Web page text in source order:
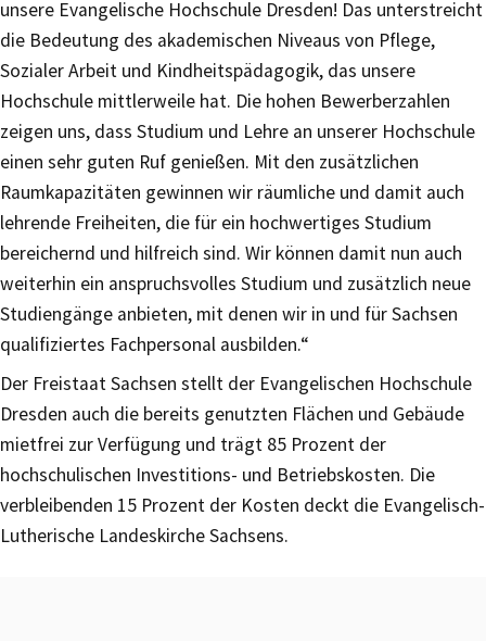
unsere Evangelische Hochschule Dresden! Das unterstreicht
die Bedeutung des akademischen Niveaus von Pflege,
Sozialer Arbeit und Kindheitspädagogik, das unsere
Hochschule mittlerweile hat. Die hohen Bewerberzahlen
zeigen uns, dass Studium und Lehre an unserer Hochschule
einen sehr guten Ruf genießen. Mit den zusätzlichen
Raumkapazitäten gewinnen wir räumliche und damit auch
lehrende Freiheiten, die für ein hochwertiges Studium
bereichernd und hilfreich sind. Wir können damit nun auch
weiterhin ein anspruchsvolles Studium und zusätzlich neue
Studiengänge anbieten, mit denen wir in und für Sachsen
qualifiziertes Fachpersonal ausbilden.“
Der Freistaat Sachsen stellt der Evangelischen Hochschule
Dresden auch die bereits genutzten Flächen und Gebäude
mietfrei zur Verfügung und trägt 85 Prozent der
hochschulischen Investitions- und Betriebskosten. Die
verbleibenden 15 Prozent der Kosten deckt die Evangelisch-
Lutherische Landeskirche Sachsens.